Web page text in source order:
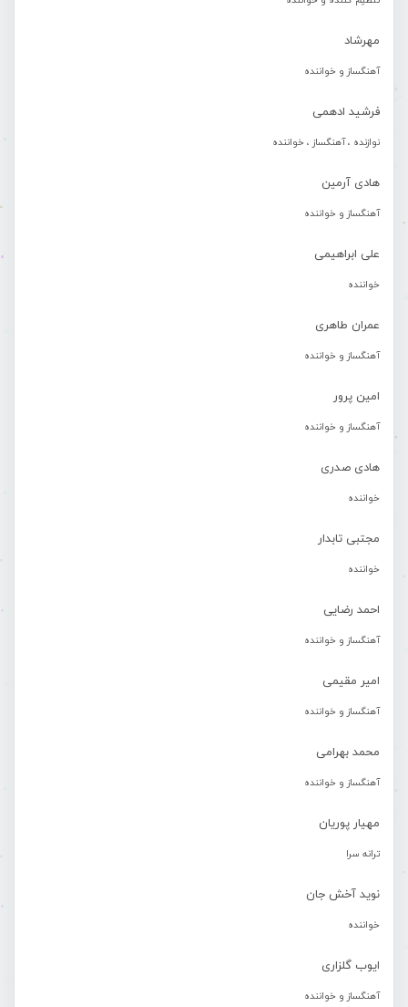
مهرشاد
آهنگساز و خواننده
فرشید ادهمی
نوازنده ، آهنگساز ، خواننده
هادی آرمین
آهنگساز و خواننده
علی ابراهیمی
خواننده
عمران طاهری
آهنگساز و خواننده
امین پرور
آهنگساز و خواننده
هادی صدری
خواننده
مجتبی تابدار
خواننده
احمد رضایی
آهنگساز و خواننده
امیر مقیمی
آهنگساز و خواننده
محمد بهرامی
آهنگساز و خواننده
مهیار پوریان
ترانه سرا
نوید آخش جان
خواننده
ایوب گلزاری
آهنگساز و خواننده